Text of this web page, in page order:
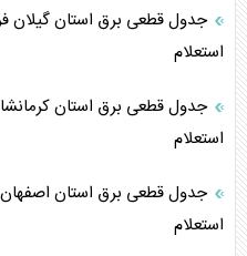
استعلام
استعلام
استعلام